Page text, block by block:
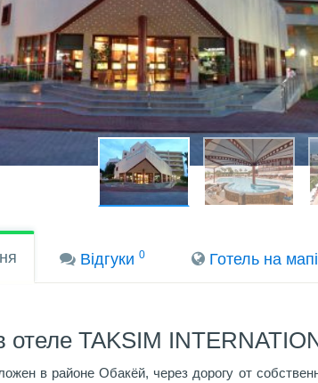
Вiдгуки0 Готель на мапi
отеле TAKSIM
в районе Обакёй, через дорогу от